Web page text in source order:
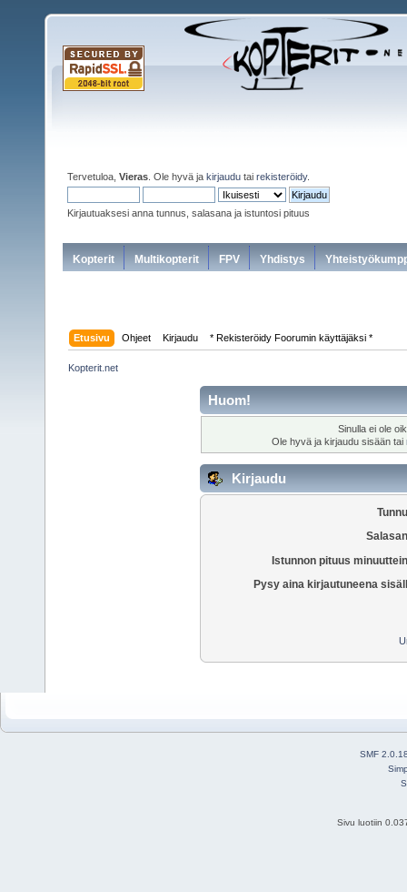
Tervetuloa, Vieras . Ole hyvä ja kirjaudu tai rekisteröidy.
Kirjautuaksesi anna tunnus, salasana ja istuntosi pituus
Kopterit Multikopterit FPV Yhdistys
Etusivu Ohjeet Kirjaudu * Rekisteröidy Foorumin käyttäjäksi *
Kopterit.net
Huom!
Sinulla ei ole
Ole hyvä ja kirjaudu sisään tai
Kirjaudu
Istunnon pituus
Pysy aina kirjautuneena
SMF
Sivu luotiin